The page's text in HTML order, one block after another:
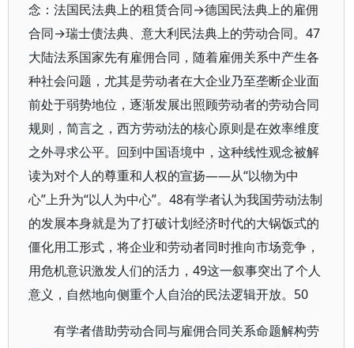
念：法国民法典上的租赁合同→德国民法典上的雇佣
合同→瑞士债法典、意大利民法典上的劳动合同。47
大陆法系国家先有雇佣合同，随着雇佣关系中产生各
种社会问题，尤其是劳动者在大企业乃至垄断企业面
前处于弱势地位，逐渐发展出照顾劳动者的劳动合同
规则，简言之，西方劳动法的核心原则是在效率维度
之外寻求公平。回到中国语境中，这种线性观念被解
读为对个人的尊重和人权的宣扬——从“以物为中
心”上升为“以人为中心”。48有学者认为我国劳动法制
的发展本身就是为了打破计划经济时代的大锅饭式的
僵化用工形式，将企业和劳动者同时推向市场竞争，
用危机意识激发人们的活力，49这一叙事突出了个人
意义，自然地向侧重个人自治的民法逻辑开放。50
有学者借助劳动合同与雇佣合同关系命题解构劳